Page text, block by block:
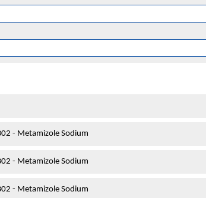
- Metamizole Sodium
- Metamizole Sodium
- Metamizole Sodium